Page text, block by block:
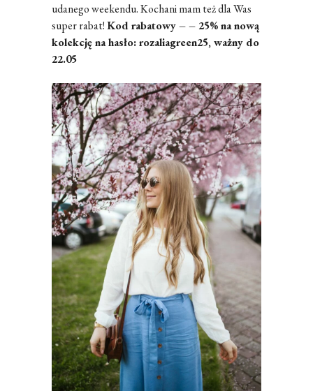
udanego weekendu. Kochani mam też dla Was
super rabat!Kod rabatowy – – 25% na nową
kolekcję na hasło: rozaliagreen25, ważny do
22.05